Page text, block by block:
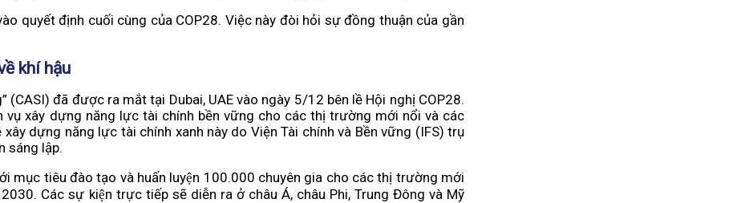
quyết định cuối cùng của COP28. Việc này đòi hỏi sự đồng thuận của gần
khí hậu
đã được ra mắt tại Dubai, UAE vào ngày 5/12 bên lề Hội nghị COP28.
xây dựng năng lực tài chính bền vững cho các thị trường mới nổi và các
dựng năng lực tài chính xanh này do Viện Tài chính và Bền vững (IFS) trụ
sáng lập.
mục tiêu đào tạo và huấn luyện 100.000 chuyên gia cho các thị trường mới
Các sự kiện trực tiếp sẽ diễn ra ở châu Á, châu Phi, Trung Đông và Mỹ